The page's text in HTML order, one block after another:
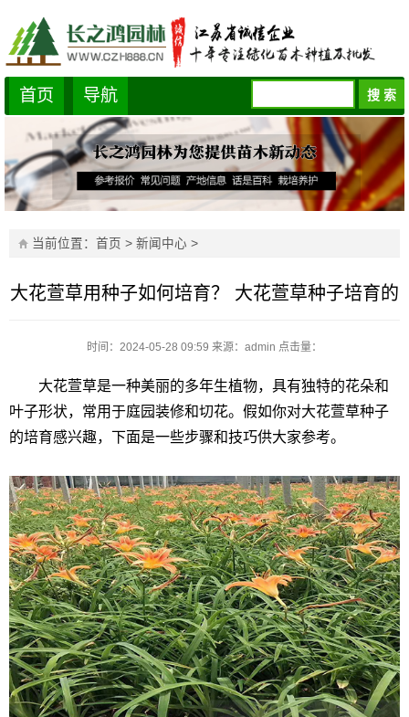
首页 导航
当前位置： 首页 > 新闻中心 >
大花萱草用种子如何培育？ 大花萱草种子培育的
时间：2024-05-28 09:59 来源：admin 点击量：
大花萱草是一种美丽的多年生植物，具有独特的花朵和
叶子形状，常用于庭园装修和切花。假如你对大花萱草种子
的培育感兴趣，下面是一些步骤和技巧供大家参考。